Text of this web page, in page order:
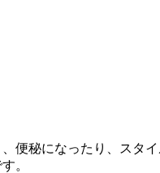
便秘になったり、スタ
。